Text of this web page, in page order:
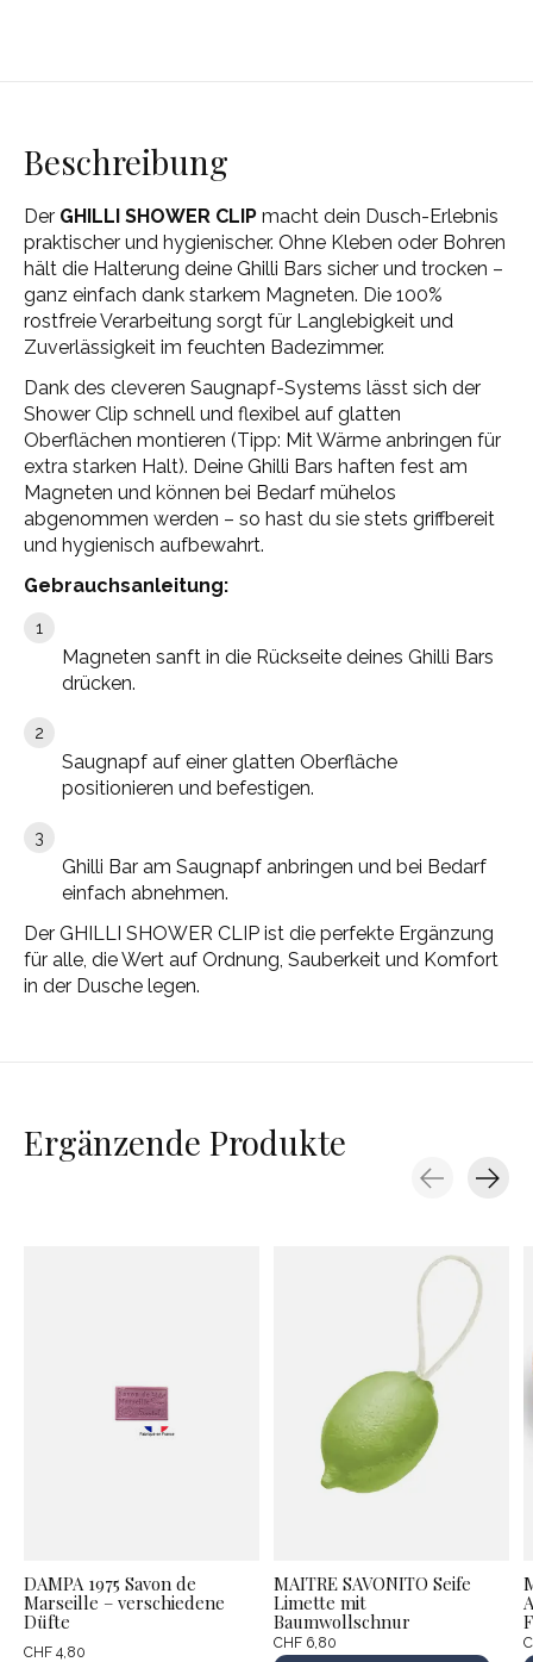
Beschreibung
Der GHILLI SHOWER CLIP macht dein Dusch-Erlebnis
praktischer und hygienischer. Ohne Kleben oder Bohren
hält die Halterung deine Ghilli Bars sicher und trocken –
ganz einfach dank starkem Magneten. Die 100%
rostfreie Verarbeitung sorgt für Langlebigkeit und
Zuverlässigkeit im feuchten Badezimmer.
Dank des cleveren Saugnapf-Systems lässt sich der
Shower Clip schnell und flexibel auf glatten
Oberflächen montieren (Tipp: Mit Wärme anbringen für
extra starken Halt). Deine Ghilli Bars haften fest am
Magneten und können bei Bedarf mühelos
abgenommen werden – so hast du sie stets griffbereit
und hygienisch aufbewahrt.
Gebrauchsanleitung:
Magneten sanft in die Rückseite deines Ghilli Bars
drücken.
Saugnapf auf einer glatten Oberfläche
positionieren und befestigen.
Ghilli Bar am Saugnapf anbringen und bei Bedarf
einfach abnehmen.
Der GHILLI SHOWER CLIP ist die perfekte Ergänzung
für alle, die Wert auf Ordnung, Sauberkeit und Komfort
in der Dusche legen.
Ergänzende Produkte
DAMPA 1975 Savon de
Marseille – verschiedene
Düfte
CHF 4,80
MAITRE SAVONITO Seife
Limette mit
Baumwollschnur
CHF 6,80